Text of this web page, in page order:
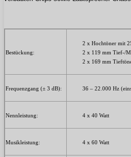
Bestückung:
2 x Hochtöner mit
2 x 119 mm Tief-/
2 x 169 mm
Frequenzgang (± 3 dB): 36 – 22.000 Hz
Nennleistung: 4 x 40 Watt
Musikleistung: 4 x 60 Watt